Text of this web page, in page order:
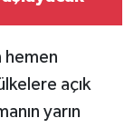
hemen
açık
yarın